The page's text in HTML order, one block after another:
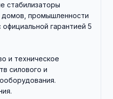
стабилизаторы
домов, промышленности
гарантией 5
и техническое
силового и